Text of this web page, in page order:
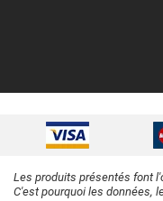
Les produits présentés font
C'est pourquoi les données,